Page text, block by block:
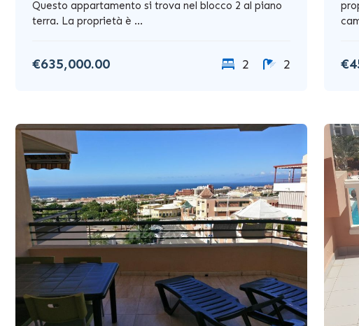
Questo appartamento si trova nel blocco 2 al piano
terra. La proprietà è ...
€635,000.00 2 2